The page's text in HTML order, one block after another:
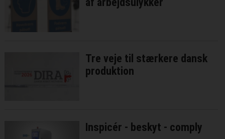
Tre veje til stærkere dansk
produktion
Inspicér - beskyt - comply